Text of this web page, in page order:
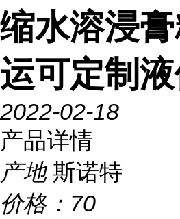
缩水溶浸
运可定制
2022-02-18
产品详情
产地 斯诺特
价格： 70